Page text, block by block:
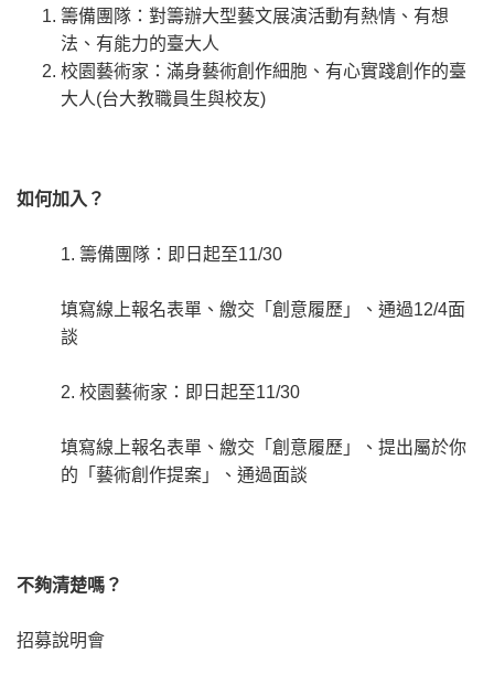
籌備團隊：對籌辦大型藝文展演活動有熱情、有想
法、有能力的臺大人
校園藝術家：滿身藝術創作細胞、有心實踐創作的臺
大人(台大教職員生與校友)
如何加入？
1. 籌備團隊：即日起至11/30
填寫線上報名表單、繳交「創意履歷」、通過12/4面
談
2. 校園藝術家：即日起至11/30
填寫線上報名表單、繳交「創意履歷」、提出屬於你
的「藝術創作提案」、通過面談
不夠清楚嗎？
招募說明會